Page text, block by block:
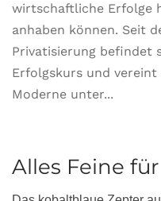
wirtschaftliche Erfolge
anhaben können. Seit
Privatisierung befindet
Erfolgskurs und
Moderne unter...
Alles Feine